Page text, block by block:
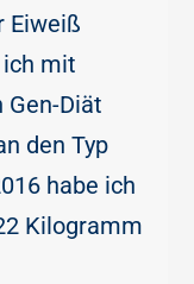
Eiweiß
mit
Gen-Diät
den Typ
habe ich
Kilogramm